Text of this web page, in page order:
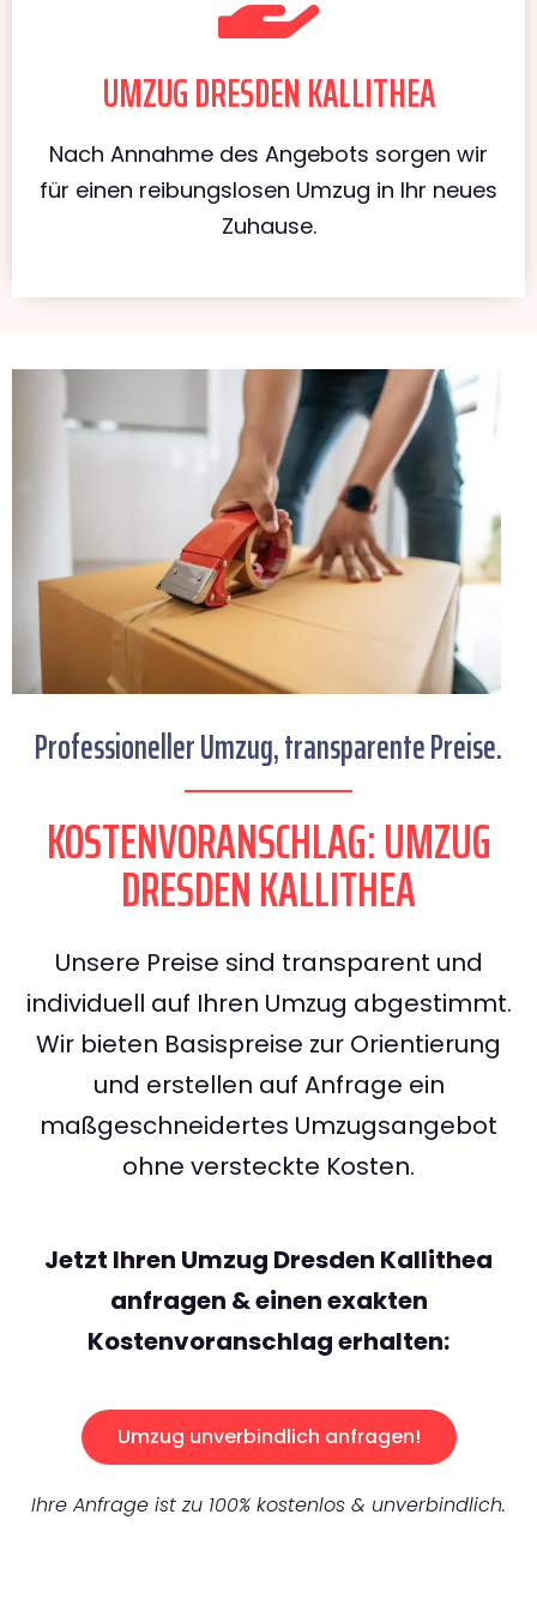
UMZUG DRESDEN KALLITHEA
Nach Annahme des Angebots sorgen wir
für einen reibungslosen Umzug in Ihr neues
Zuhause.
Professioneller Umzug, transparente Preise.
KOSTENVORANSCHLAG: UMZUG
DRESDEN KALLITHEA
Unsere Preise sind transparent und
individuell auf Ihren Umzug abgestimmt.
Wir bieten Basispreise zur Orientierung
und erstellen auf Anfrage ein
maßgeschneidertes Umzugsangebot
ohne versteckte Kosten.
Jetzt Ihren Umzug Dresden Kallithea
anfragen & einen exakten
Kostenvoranschlag erhalten:
Umzug unverbindlich anfragen!
Ihre Anfrage ist zu 100% kostenlos & unverbindlich.